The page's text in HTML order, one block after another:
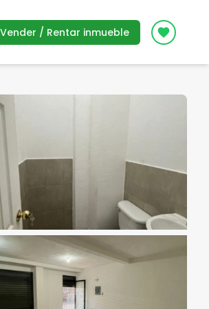
Vender / Rentar inmueble Icon